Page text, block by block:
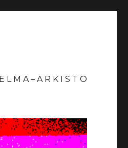
L M A – A R K I S T O